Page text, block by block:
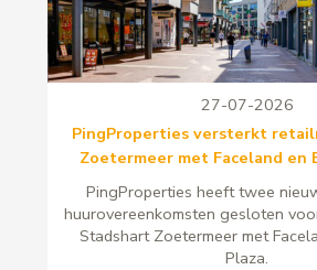
27-07-2026
PingProperties versterkt
Zoetermeer met Faceland en
PingProperties heeft twee
huurovereenkomsten gesloten
Stadshart Zoetermeer met
Plaza.